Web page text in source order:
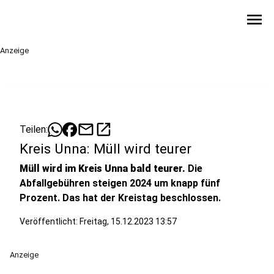
menu
Anzeige
Teilen: mailopen_in_new
Kreis Unna: Müll wird teurer
Müll wird im Kreis Unna bald teurer. Die
Abfallgebühren steigen 2024 um knapp fünf
Prozent. Das hat der Kreistag beschlossen.
Veröffentlicht: Freitag, 15.12.2023 13:57
Anzeige